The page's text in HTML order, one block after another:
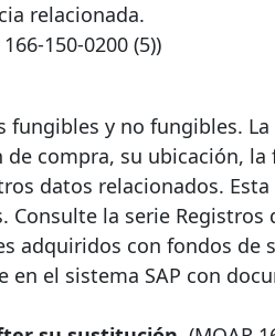
relacionada.
166-150-0200 (5))
fungibles y no fungibles.
compra, su ubicación,
datos relacionados.
la serie Registros
adquiridos con fondos de
el sistema SAP con